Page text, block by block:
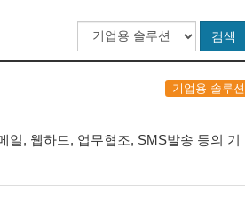
기업용 솔루션
일, 웹하드, 업무협조, SMS발송 등의 기